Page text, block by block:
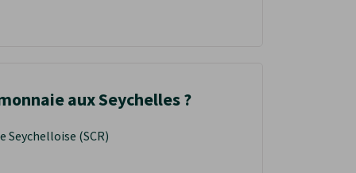
aux Seychelles ?
Seychelloise (SCR)